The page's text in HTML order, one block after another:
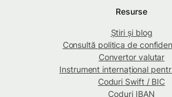
Resurse
Știri și blog
Consultă politica de
Convertor valutar
Instrument internațional
Coduri Swift / BIC
Coduri IBAN